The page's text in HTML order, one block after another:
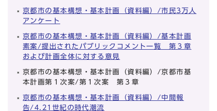
京都市の基本構想・基本計画（資料編）/市民3万人
アンケート
京都市の基本構想・基本計画（資料編）/基本計画
素案/提出されたパブリックコメント一覧 第３章
および計画全体に対する意見
京都市の基本構想・基本計画（資料編）/京都市基
本計画第１次案/第１次案 第３章
京都市の基本構想・基本計画（資料編）/中間報
告/4.21世紀の時代潮流